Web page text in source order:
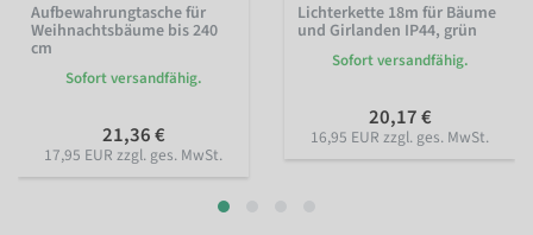
Aufbewahrungtasche für
Weihnachtsbäume bis 240
cm
Sofort versandfähig.
21,36 €
17,95 EUR zzgl. ges. MwSt.
Lichterkette 18m für Bäume
und Girlanden IP44, grün
Sofort versandfähig.
20,17 €
16,95 EUR zzgl. ges. MwSt.